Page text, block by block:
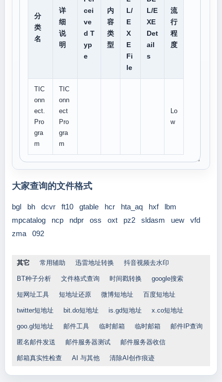
分
类
名
详
细
说
明
cei
ve
d T
yp
e
内
容
类
型
L/
E
X
E
Fi
le
L/E
XE
Det
ail
s
流
行
程
度
TIC
onn
ect.
Pro
gra
m
TIC
onn
ect
Pro
gra
m
Lo
w
大家查询的文件格式
bgl bh dcvr ft10 gtable hcr hta_aq hxf
lbm
mpcatalog
ncp ndpr oss oxt pz2 sldasm uew
vfd
zma
092
其它 常用辅助 迅雷地址转换 抖音视频去水印
BT种子分析 文件格式查询 时间戳转换 google搜索
短网址工具 短地址还原 微博短地址 百度短地址
twitter短地址 bit.do短地址 is.gd短地址 x.co短地址
goo.gl短地址 邮件工具 临时邮箱 临时邮箱 邮件IP查询
匿名邮件发送 邮件服务器测试 邮件服务器收信
邮箱真实性检查 AI 与其他 清除AI创作痕迹